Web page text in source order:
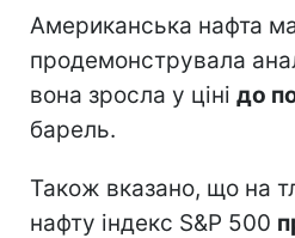
Американська нафта
продемонструвала
вона зросла у ціні до
барель.
Також вказано, що на
нафту індекс S&P 500